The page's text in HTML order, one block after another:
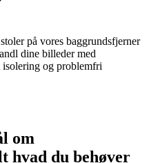
på vores baggrundsfjerner
dine billeder med
og problemfri
om
hvad du behøver